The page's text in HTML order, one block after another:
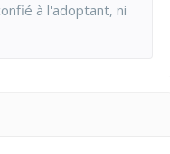
à l'adoptant, ni